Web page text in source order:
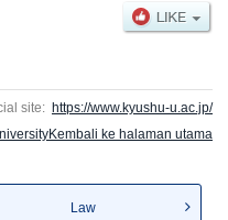
site: https://www.kyushu-u.ac.jp/
ke halaman utama
Law